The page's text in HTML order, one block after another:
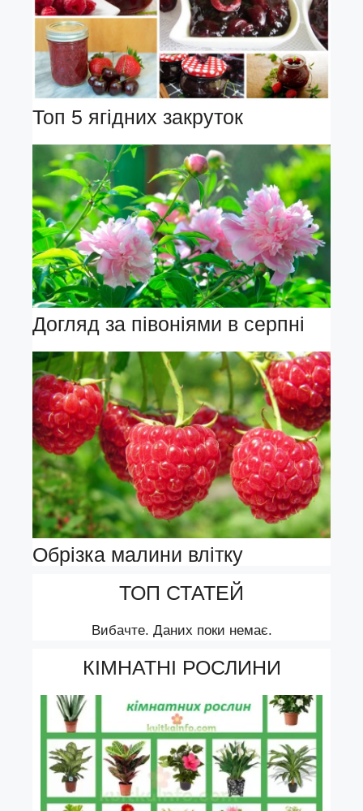
Топ 5 ягідних закруток
Догляд за півоніями в серпні
Обрізка малини влітку
ТОП СТАТЕЙ
Вибачте. Даних поки немає.
КІМНАТНІ РОСЛИНИ